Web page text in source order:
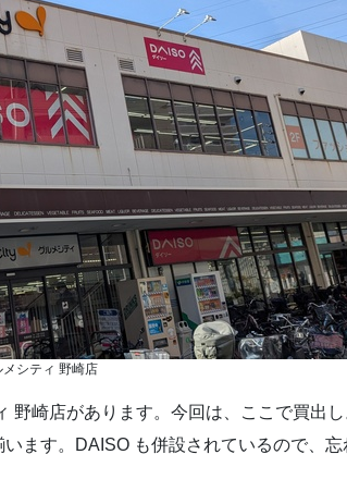
メシティ 野崎店
野崎店があります。今回は、ここで買出
ます。DAISO も併設されているので、忘